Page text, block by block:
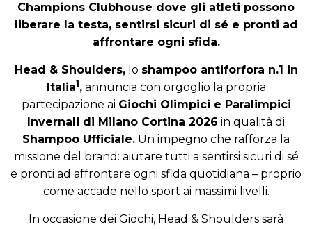
Champions Clubhouse dove gli atleti possono
liberare la testa, sentirsi sicuri di sé e pronti ad
affrontare ogni sfida.
Head & Shoulders,lo shampoo antiforfora n.1 in
Italia1,annuncia con orgoglio la propria
partecipazione ai Giochi Olimpici e Paralimpici
Invernali di Milano Cortina 2026 in qualità di
Shampoo Ufficiale. Un impegno che rafforza la
missione del brand: aiutare tutti a sentirsi sicuri di sé
e pronti ad affrontare ogni sfida quotidiana – proprio
come accade nello sport ai massimi livelli.
In occasione dei Giochi, Head & Shoulders sarà